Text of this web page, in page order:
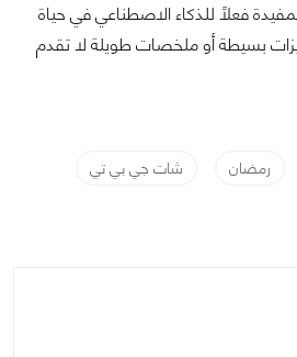
فعلًا للذكاء الاصطناعي في حياة
بسيطة أو ملخصات طويلة لا تقدم
رمضان
شات جي بي تي